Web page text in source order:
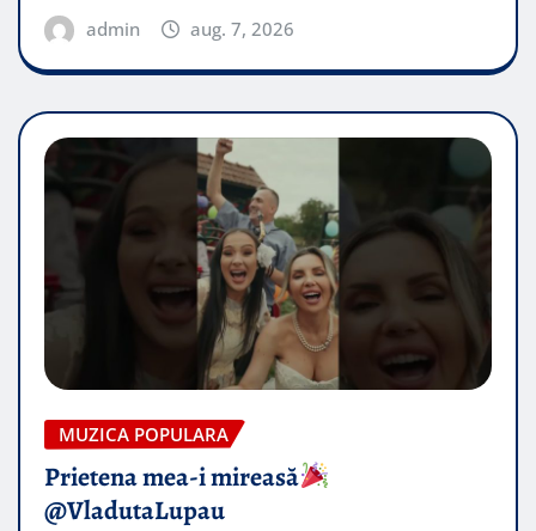
admin aug. 7, 2026
MUZICA POPULARA
Prietena mea-i mireasă​
@VladutaLupau